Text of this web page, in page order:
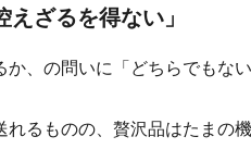
えざるを得ない」
、の問いに「どちらでもな
るものの、贅沢品はたまの